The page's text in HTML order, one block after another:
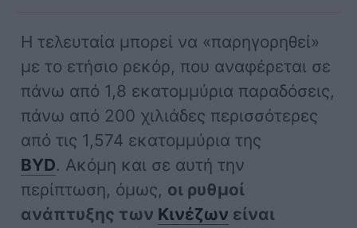
Η τελευταία μπορεί να «παρηγορηθεί»
με το ετήσιο ρεκόρ, που αναφέρεται σε
πάνω από 1,8 εκατομμύρια παραδόσεις,
πάνω από 200 χιλιάδες περισσότερες
από τις 1,574 εκατομμύρια της
BYD. Ακόμη και σε αυτή την
περίπτωση, όμως, οι ρυθμοί
ανάπτυξης των Κινέζων είναι